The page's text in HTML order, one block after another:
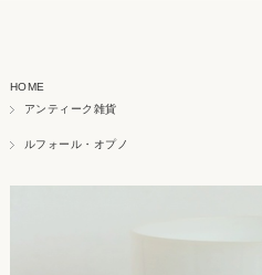
HOME
アンティーク雑貨
ルフォール・オプノ